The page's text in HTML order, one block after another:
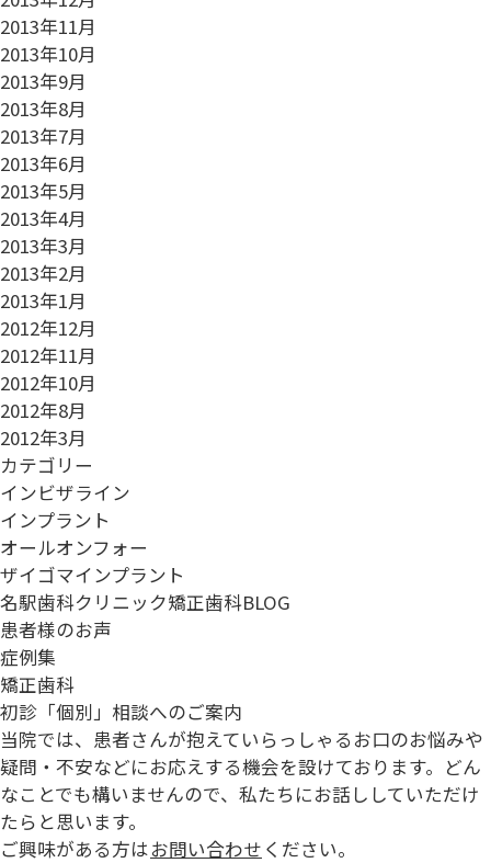
2013年11月
2013年10月
2013年9月
2013年8月
2013年7月
2013年6月
2013年5月
2013年4月
2013年3月
2013年2月
2013年1月
2012年12月
2012年11月
2012年10月
2012年8月
2012年3月
カテゴリー
インビザライン
インプラント
オールオンフォー
ザイゴマインプラント
名駅歯科クリニック矯正歯科BLOG
患者様のお声
症例集
矯正歯科
初診「個別」相談へのご案内
当院では、患者さんが抱えていらっしゃるお口のお悩みや
疑問・不安などにお応えする機会を設けております。どん
なことでも構いませんので、私たちにお話ししていただけ
たらと思います。
ご興味がある方はお問い合わせ ください。